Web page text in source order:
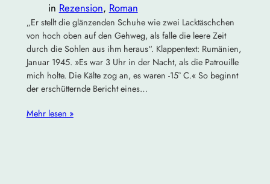
in Rezension, Roman
„Er stellt die glänzenden Schuhe wie zwei Lacktäschchen
von hoch oben auf den Gehweg, als falle die leere Zeit
durch die Sohlen aus ihm heraus“. Klappentext: Rumänien,
Januar 1945. »Es war 3 Uhr in der Nacht, als die Patrouille
mich holte. Die Kälte zog an, es waren -15° C.« So beginnt
der erschütternde Bericht eines…
Mehr lesen »